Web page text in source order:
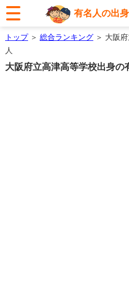
有名人の出
トップ＞ 総合ランキング ＞ 大阪
人
大阪府立高津高等学校出身の